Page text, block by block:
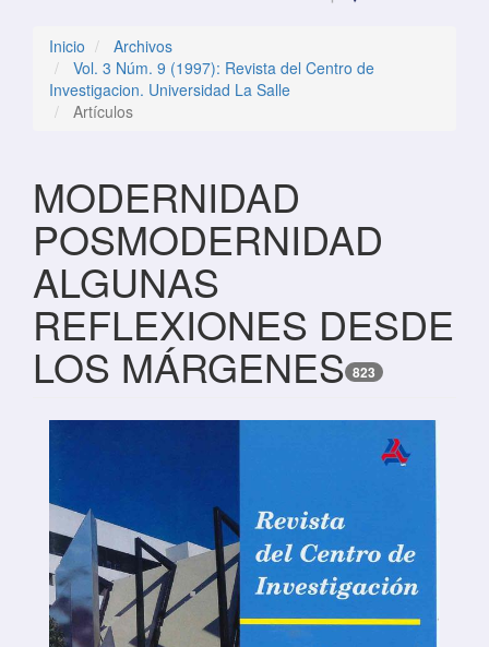
Inicio
Archivos
Vol. 3 Núm. 9 (1997): Revista del Centro de
Investigacion. Universidad La Salle
Artículos
MODERNIDAD
POSMODERNIDAD
ALGUNAS
REFLEXIONES DESDE
LOS MÁRGENES 823
Barra lateral del artículo